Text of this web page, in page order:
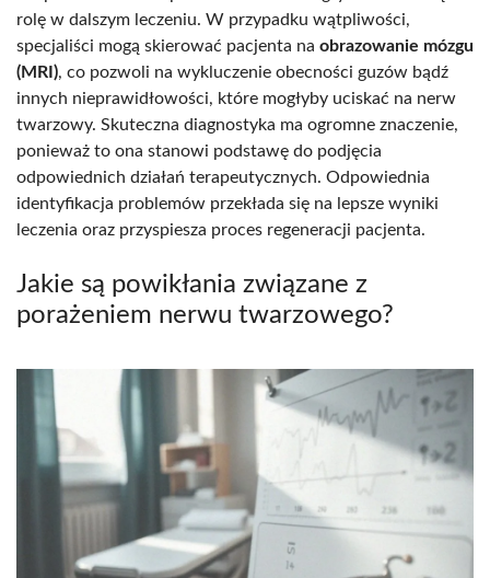
rolę w dalszym leczeniu. W przypadku wątpliwości,
specjaliści mogą skierować pacjenta na obrazowanie mózgu
(MRI), co pozwoli na wykluczenie obecności guzów bądź
innych nieprawidłowości, które mogłyby uciskać na nerw
twarzowy. Skuteczna diagnostyka ma ogromne znaczenie,
ponieważ to ona stanowi podstawę do podjęcia
odpowiednich działań terapeutycznych. Odpowiednia
identyfikacja problemów przekłada się na lepsze wyniki
leczenia oraz przyspiesza proces regeneracji pacjenta.
Jakie są powikłania związane z
porażeniem nerwu twarzowego?